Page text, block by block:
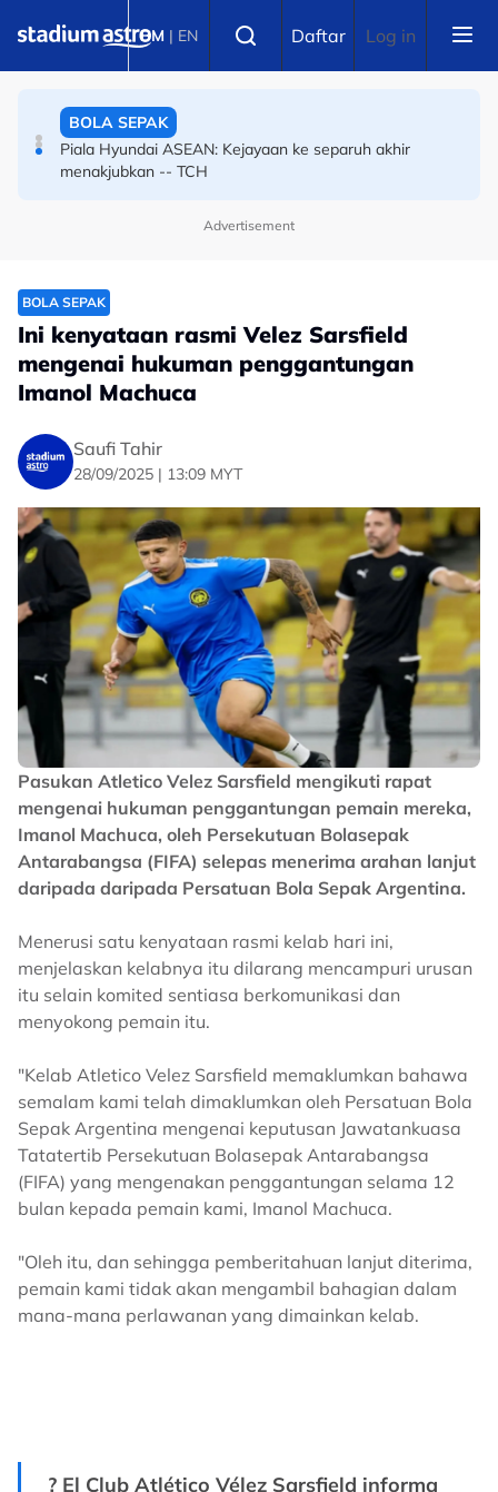
BM | EN Daftar Log in
Piala Hyundai ASEAN: Kejayaan ke separuh akhir
BOLA SEPAK
SUKMA: Amirudin optimis penganjuran tetap meriah
meski dianjur secara berjimat
Advertisement
BOLA SEPAK
Ini kenyataan rasmi Velez Sarsfield
mengenai hukuman penggantungan
Imanol Machuca
Saufi Tahir
28/09/2025 | 13:09 MYT
Pasukan Atletico Velez Sarsfield mengikuti rapat
mengenai hukuman penggantungan pemain mereka,
Imanol Machuca, oleh Persekutuan Bolasepak
Antarabangsa (FIFA) selepas menerima arahan lanjut
daripada daripada Persatuan Bola Sepak Argentina.
Menerusi satu kenyataan rasmi kelab hari ini,
menjelaskan kelabnya itu dilarang mencampuri urusan
itu selain komited sentiasa berkomunikasi dan
menyokong pemain itu.
"Kelab Atletico Velez Sarsfield memaklumkan bahawa
semalam kami telah dimaklumkan oleh Persatuan Bola
Sepak Argentina mengenai keputusan Jawatankuasa
Tatatertib Persekutuan Bolasepak Antarabangsa
(FIFA) yang mengenakan penggantungan selama 12
bulan kepada pemain kami, Imanol Machuca.
"Oleh itu, dan sehingga pemberitahuan lanjut diterima,
pemain kami tidak akan mengambil bahagian dalam
mana-mana perlawanan yang dimainkan kelab.
? El Club Atlético Vélez Sarsfield informa